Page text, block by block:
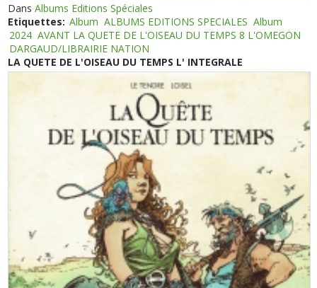
DansAlbums Editions Spéciales
Etiquettes: Album ALBUMS EDITIONS SPECIALES Album
2024 AVANT LA QUETE DE L'OISEAU DU TEMPS 8 L'OMEGON
DARGAUD/LIBRAIRIE NATION
LA QUETE DE L'OISEAU DU TEMPS L' INTEGRALE